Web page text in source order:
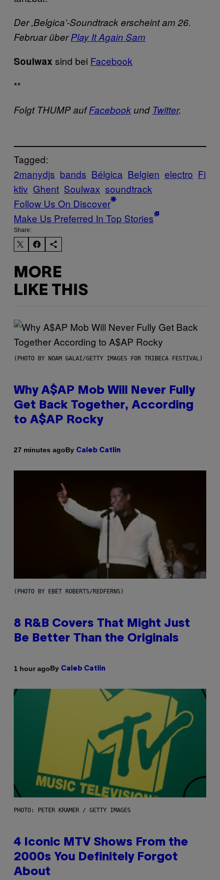
Der ‚Belgica’-Soundtrack erscheint am 26.
Februar überPlay It Again Sam
Soulwax sind bei Facebook
**
Folgt THUMP aufFacebookund Twitter.
Tagged:
2manydjs bands Bélgica Belgien electro Fi
ktiv Ghent Soulwax soundtrack
Follow Us On Discover
Make Us Preferred In Top Stories
Share:
MORE
LIKE THIS
(PHOTO BY NOAM GALAI/GETTY IMAGES FOR TRIBECA FESTIVAL)
Why A$AP Mob Will Never Fully
Get Back Together, According
to A$AP Rocky
27 minutes agoBy Caleb Catlin
(PHOTO BY EBET ROBERTS/REDFERNS)
8 R&B Covers That Might Just
Be Better Than the Originals
1 hour agoBy Caleb Catlin
PHOTO: PETER KRAMER / GETTY IMAGES
4 Iconic MTV Shows From the
2000s You Definitely Forgot
About